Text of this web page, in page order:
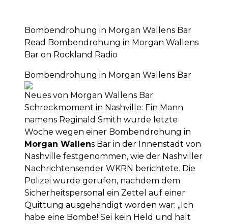
Bombendrohung in Morgan Wallens Bar
Read Bombendrohung in Morgan Wallens
Bar on Rockland Radio
Bombendrohung in Morgan Wallens Bar
Neues von Morgan Wallens Bar
Schreckmoment in Nashville: Ein Mann
namens Reginald Smith wurde letzte
Woche wegen einer Bombendrohung in
Morgan Wallens Bar in der Innenstadt von
Nashville festgenommen, wie der Nashviller
Nachrichtensender WKRN berichtete. Die
Polizei wurde gerufen, nachdem dem
Sicherheitspersonal ein Zettel auf einer
Quittung ausgehändigt worden war: „Ich
habe eine Bombe! Sei kein Held und halt